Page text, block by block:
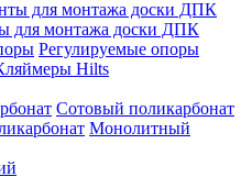
для монтажа доски ДПК
Регулируемые опоры
Hilts
Сотовый поликарбонат
Монолитный